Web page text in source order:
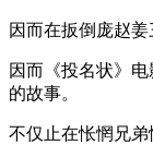
因而在扳倒庞赵
因而《投名状》
的故事。
不仅止在怅惘兄